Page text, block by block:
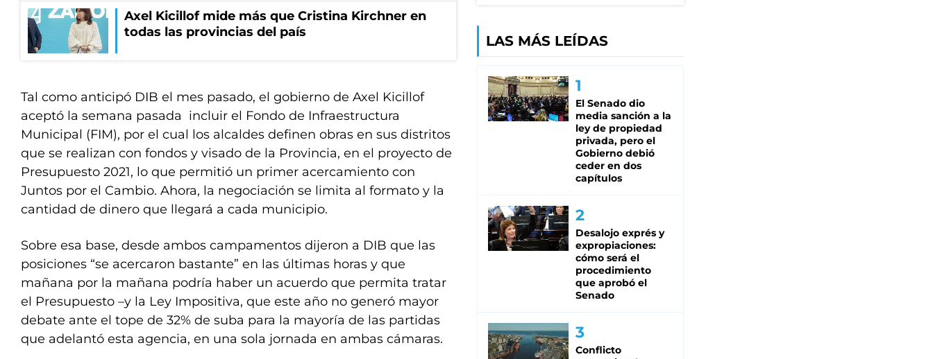
Axel Kicillof mide más que Cristina Kirchner en
todas las provincias del país
Tal como anticipó DIB el mes pasado, el gobierno de Axel Kicillof
aceptó la semana pasada incluir el Fondo de Infraestructura
Municipal (FIM), por el cual los alcaldes definen obras en sus distritos
que se realizan con fondos y visado de la Provincia, en el proyecto de
Presupuesto 2021, lo que permitió un primer acercamiento con
Juntos por el Cambio. Ahora, la negociación se limita al formato y la
cantidad de dinero que llegará a cada municipio.
Sobre esa base, desde ambos campamentos dijeron a DIB que las
posiciones “se acercaron bastante” en las últimas horas y que
mañana por la mañana podría haber un acuerdo que permita tratar
el Presupuesto –y la Ley Impositiva, que este año no generó mayor
debate ante el tope de 32% de suba para la mayoría de las partidas
que adelantó esta agencia, en una sola jornada en ambas cámaras.
LAS MÁS LEÍDAS
El Senado dio
media sanción a la
ley de propiedad
privada, pero el
Gobierno debió
ceder en dos
capítulos
Desalojo exprés y
expropiaciones:
cómo será el
procedimiento
que aprobó el
Senado
Conflicto